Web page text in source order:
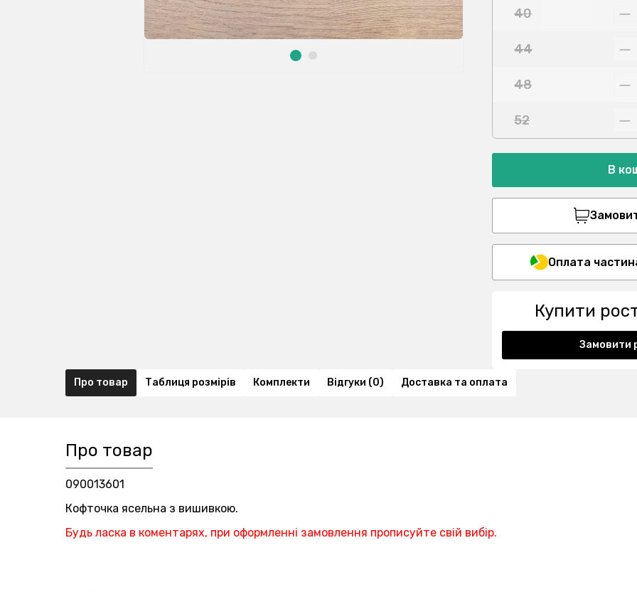
40
44
48
52
В
Оплата
Купити
Замовити
Про товар Таблиця розмірів Комплекти Відгуки (0) Доставка та оплата
Про товар
090013601
Кофточка ясельна з вишивкою.
Будь ласка в коментарях, при оформленні замовлення прописуйте свій вибір.